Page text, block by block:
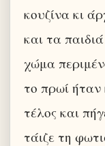
κουζίνα κι
και τα
χώμα
το πρωί ήταν
τέλος και
τάιζε τη